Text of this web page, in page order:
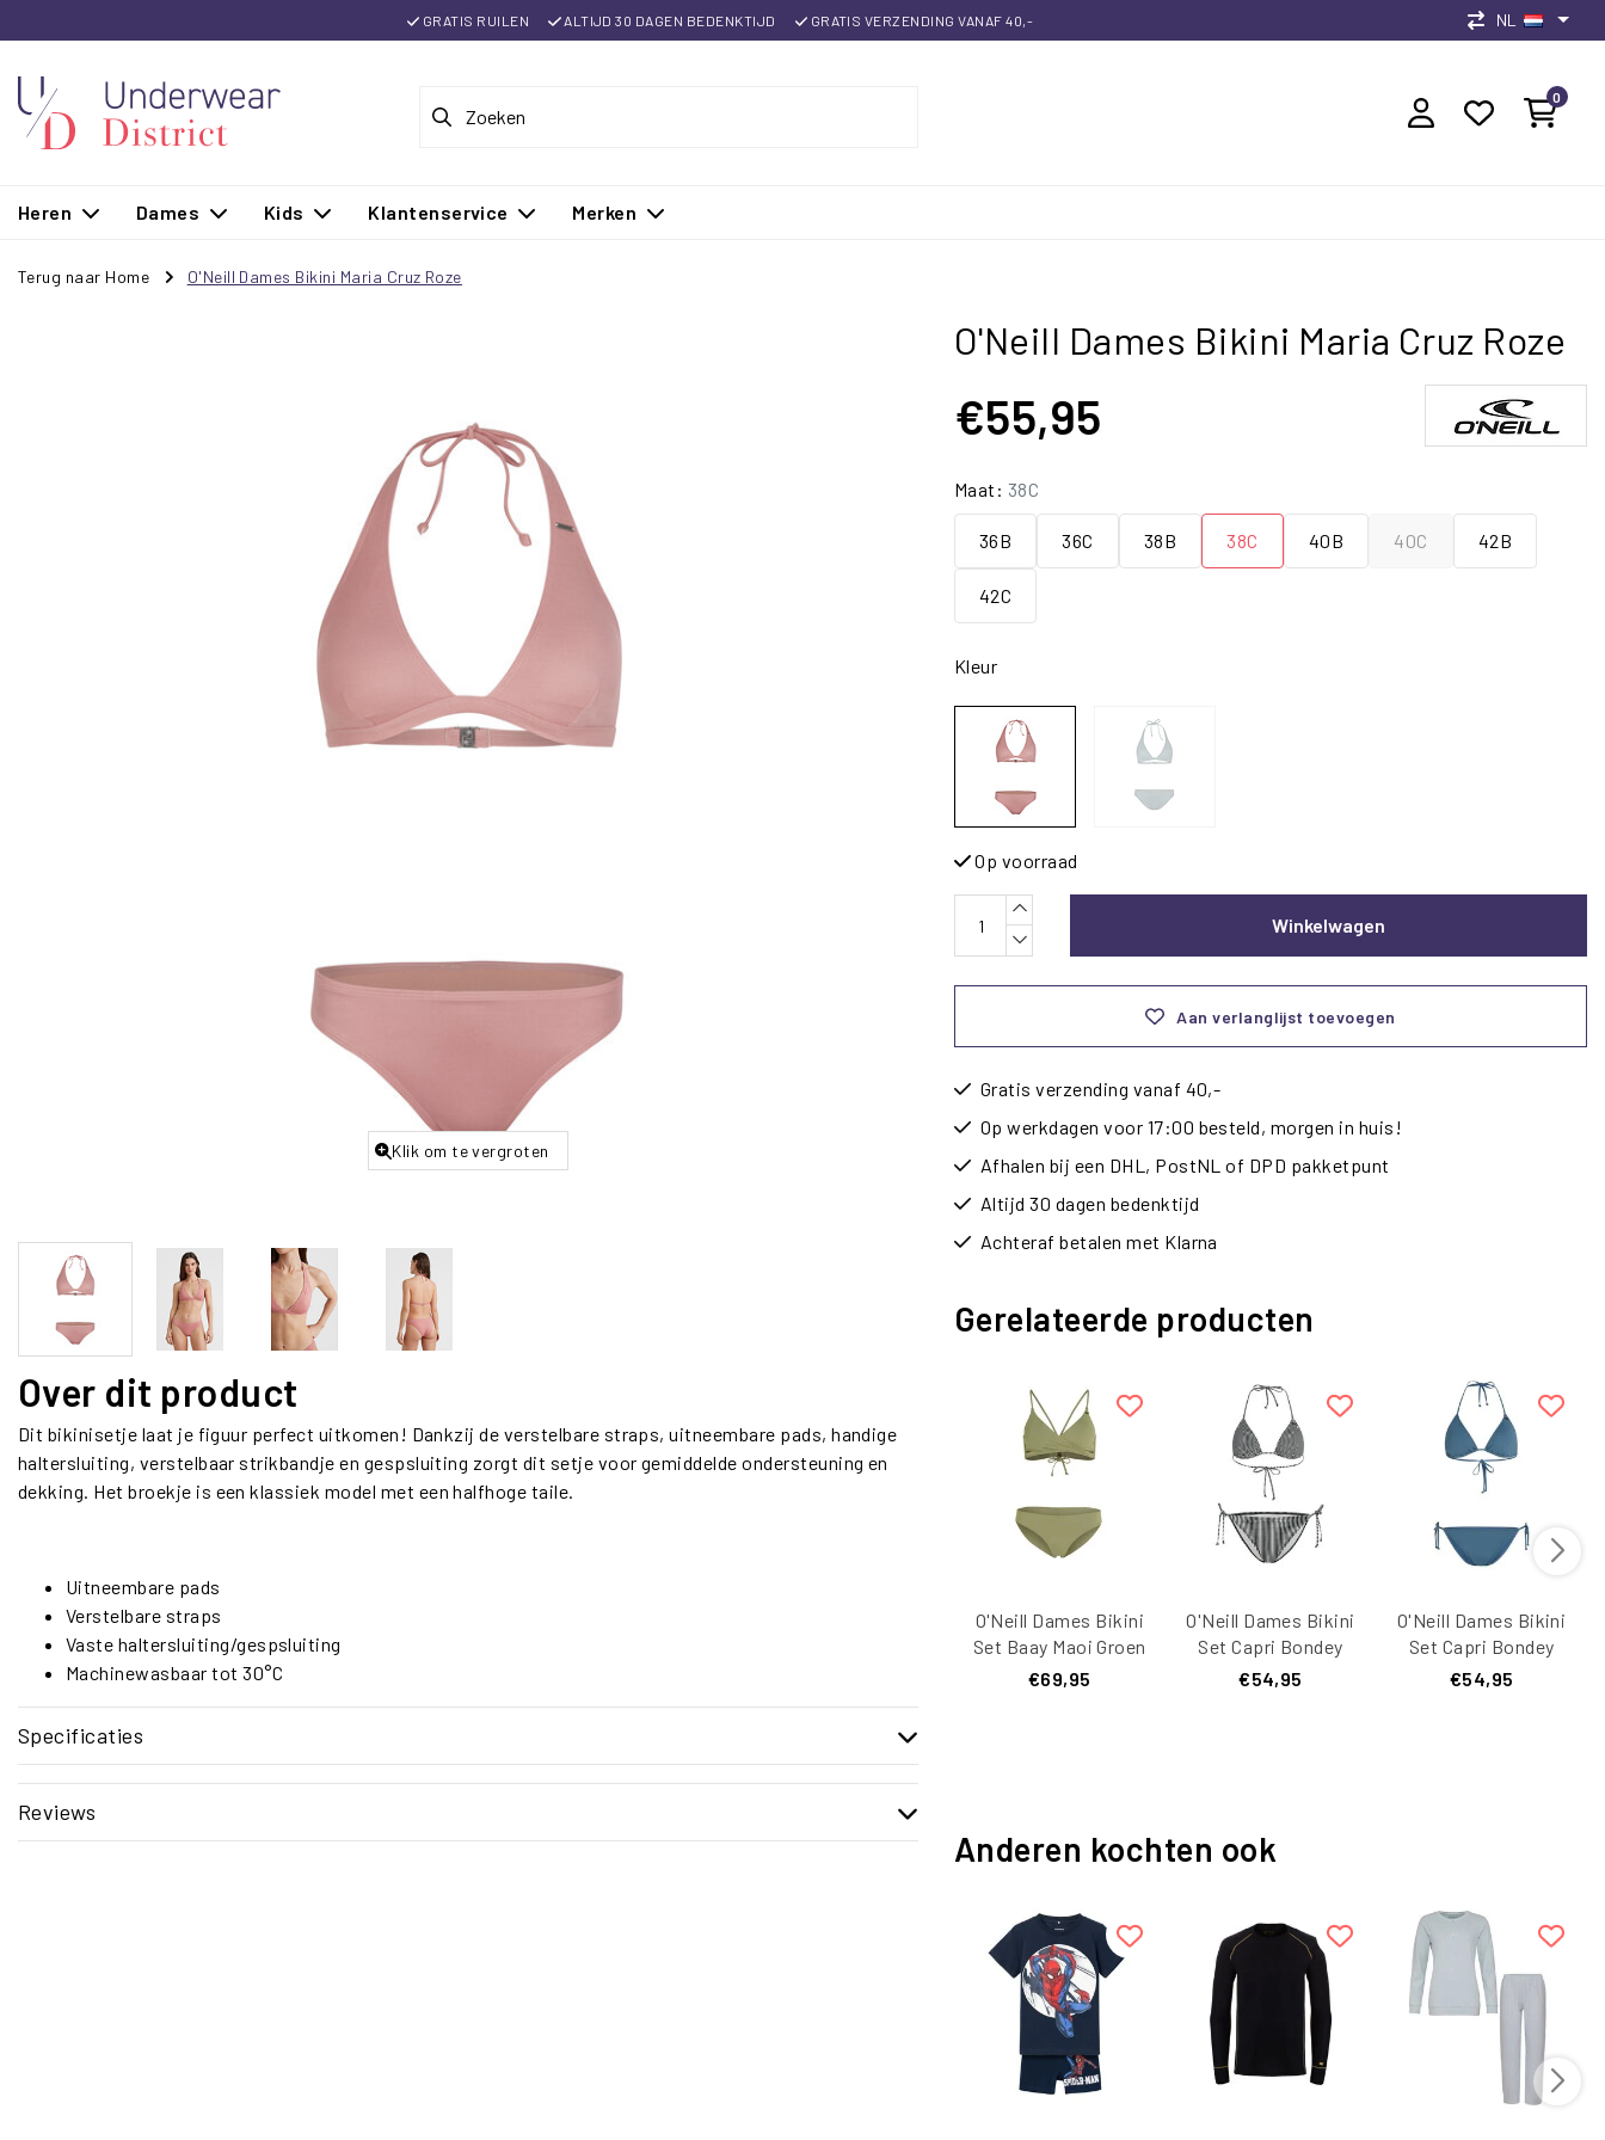
GRATIS RUILEN ALTIJD 30 DAGEN BEDENKTIJD GRATIS VERZENDING VANAF 40,- NL
0
Heren Dames Kids Klantenservice Merken
Terug naar Home O'Neill Dames Bikini Maria Cruz Roze
Klik om te vergroten
Over dit product
Dit bikinisetje laat je figuur perfect uitkomen! Dankzij de verstelbare straps, uitneembare pads, handige
haltersluiting, verstelbaar strikbandje en gespsluiting zorgt dit setje voor gemiddelde ondersteuning en
dekking. Het broekje is een klassiek model met een halfhoge taile.
Uitneembare pads
Verstelbare straps
Vaste haltersluiting/gespsluiting
Machinewasbaar tot 30°C
Specificaties
Reviews
O'Neill Dames Bikini Maria Cruz Roze
€55,95
Maat: 38C
36B 36C 38B 38C 40B 40C 42B
42C
Kleur
Op voorraad
Winkelwagen
Aan verlanglijst toevoegen
Gratis verzending vanaf 40,-
Op werkdagen voor 17:00 besteld, morgen in huis!
Afhalen bij een DHL, PostNL of DPD pakketpunt
Altijd 30 dagen bedenktijd
Achteraf betalen met Klarna
Gerelateerde producten
O'Neill Dames Bikini
Set Baay Maoi Groen
€69,95
O'Neill Dames Bikini
Set Capri Bondey
Zwart/Wit
€54,95
O'Neill Dames Bikini
Set Capri Bondey
Blauw
€54,95
Anderen kochten ook